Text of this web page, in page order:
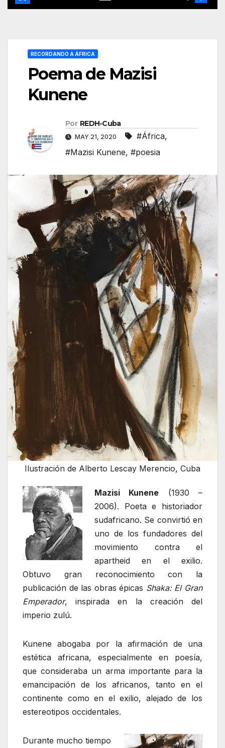
RECORDANDO A ÁFRICA
Poema de Mazisi
Kunene
Por REDH-Cuba
MAY 21, 2020 #África,
#Mazisi Kunene, #poesia
Ilustración de Alberto Lescay Merencio, Cuba
Mazisi Kunene (1930 –
2006). Poeta e historiador
sudafricano. Se convirtió en
uno de los fundadores del
movimiento contra el
apartheid en el exilio.
Obtuvo gran reconocimiento con la
publicación de las obras épicas Shaka: El Gran
Emperador, inspirada en la creación del
imperio zulú.
Kunene abogaba por la afirmación de una
estética africana, especialmente en poesía,
que consideraba un arma importante para la
emancipación de los africanos, tanto en el
continente como en el exilio, alejado de los
estereotipos occidentales.
Durante mucho tiempo